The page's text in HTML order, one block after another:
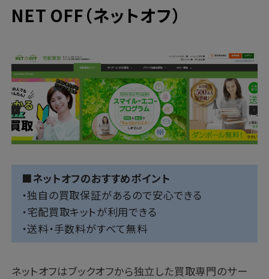
NET OFF（ネットオフ）
■ネットオフのおすすめポイント
・独自の買取保証があるので安心できる
・宅配買取キットが利用できる
・送料・手数料がすべて無料
ネットオフはブックオフから独立した買取専門のサー